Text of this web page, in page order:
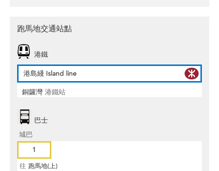
跑馬地交通站點
港鐵
港島綫 Island line
銅鑼灣 港鐵站
巴士
城巴
1
往 跑馬地(上)